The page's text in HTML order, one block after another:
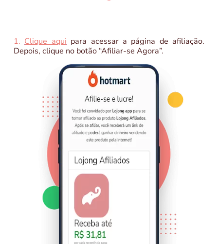
1. Clique aqui para acessar a página de afiliação.
Depois, clique no botão “Afiliar-se Agora”.